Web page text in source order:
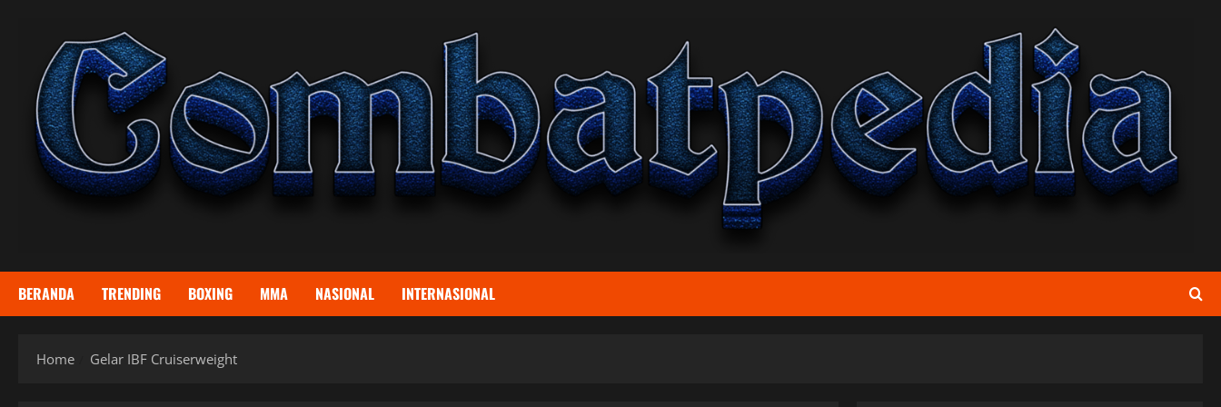
content
BERANDA TRENDING BOXING MMA NASIONAL INTERNASIONAL
Home Gelar IBF Cruiserweight